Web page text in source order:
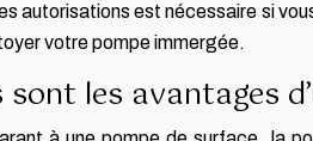
autorisations est nécessaire si
votre pompe immergée.
sont les avantages